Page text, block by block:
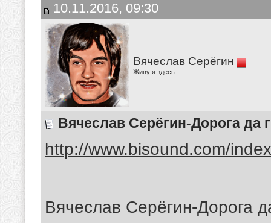
10.11.2016, 09:30
Вячеслав Серёгин
Живу я здесь
Вячеслав Серёгин-Дорога да
http://www.bisound.com/
Вячеслав Серёгин-Дорога